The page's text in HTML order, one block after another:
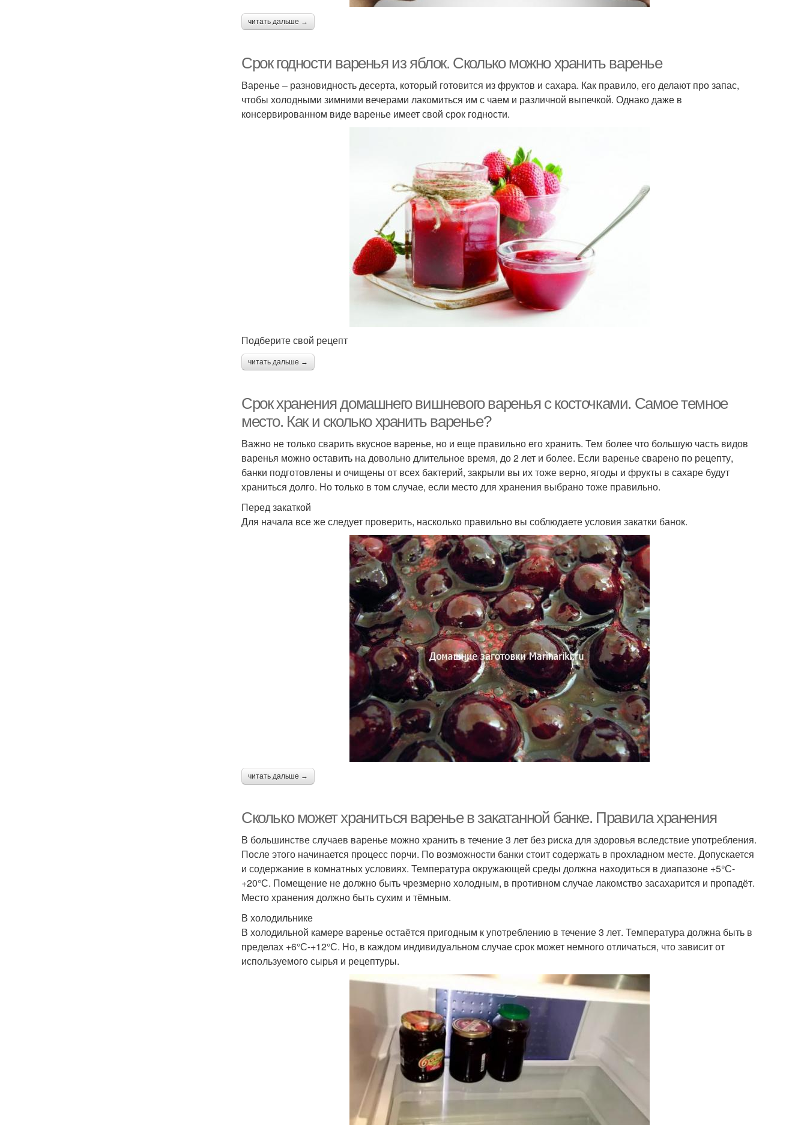
читать дальше →
Срок годности варенья из яблок. Сколько можно хранить варенье
Варенье – разновидность десерта, который готовится из фруктов и сахара. Как правило, его делают про запас,
чтобы холодными зимними вечерами лакомиться им с чаем и различной выпечкой. Однако даже в
консервированном виде варенье имеет свой срок годности.
Подберите свой рецепт
читать дальше →
Срок хранения домашнего вишневого варенья с косточками. Самое темное
место. Как и сколько хранить варенье?
Важно не только сварить вкусное варенье, но и еще правильно его хранить. Тем более что большую часть видов
варенья можно оставить на довольно длительное время, до 2 лет и более. Если варенье сварено по рецепту,
банки подготовлены и очищены от всех бактерий, закрыли вы их тоже верно, ягоды и фрукты в сахаре будут
храниться долго. Но только в том случае, если место для хранения выбрано тоже правильно.
Перед закаткой
Для начала все же следует проверить, насколько правильно вы соблюдаете условия закатки банок.
читать дальше →
Сколько может храниться варенье в закатанной банке. Правила хранения
В большинстве случаев варенье можно хранить в течение 3 лет без риска для здоровья вследствие употребления.
После этого начинается процесс порчи. По возможности банки стоит содержать в прохладном месте. Допускается
и содержание в комнатных условиях. Температура окружающей среды должна находиться в диапазоне +5°С-
+20°С. Помещение не должно быть чрезмерно холодным, в противном случае лакомство засахарится и пропадёт.
Место хранения должно быть сухим и тёмным.
В холодильнике
В холодильной камере варенье остаётся пригодным к употреблению в течение 3 лет. Температура должна быть в
пределах +6°С-+12°С. Но, в каждом индивидуальном случае срок может немного отличаться, что зависит от
используемого сырья и рецептуры.